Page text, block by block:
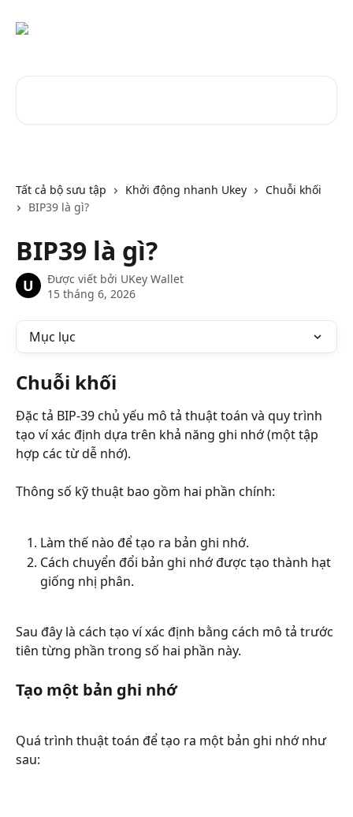
Tất cả bộ sưu tập Khởi động nhanh Ukey
Chuỗi khối
BIP39 là gì?
BIP39 là gì?
U Được viết bởi UKey Wallet
15 tháng 6, 2026
Mục lục
Chuỗi khối
Đặc tả BIP-39 chủ yếu mô tả thuật toán và quy trình
tạo ví xác định dựa trên khả năng ghi nhớ (một tập
hợp các từ dễ nhớ).
Thông số kỹ thuật bao gồm hai phần chính:
Làm thế nào để tạo ra bản ghi nhớ.
Cách chuyển đổi bản ghi nhớ được tạo thành hạt
giống nhị phân.
Sau đây là cách tạo ví xác định bằng cách mô tả trước
tiên từng phần trong số hai phần này.
Tạo một bản ghi nhớ
Quá trình thuật toán để tạo ra một bản ghi nhớ như
sau: